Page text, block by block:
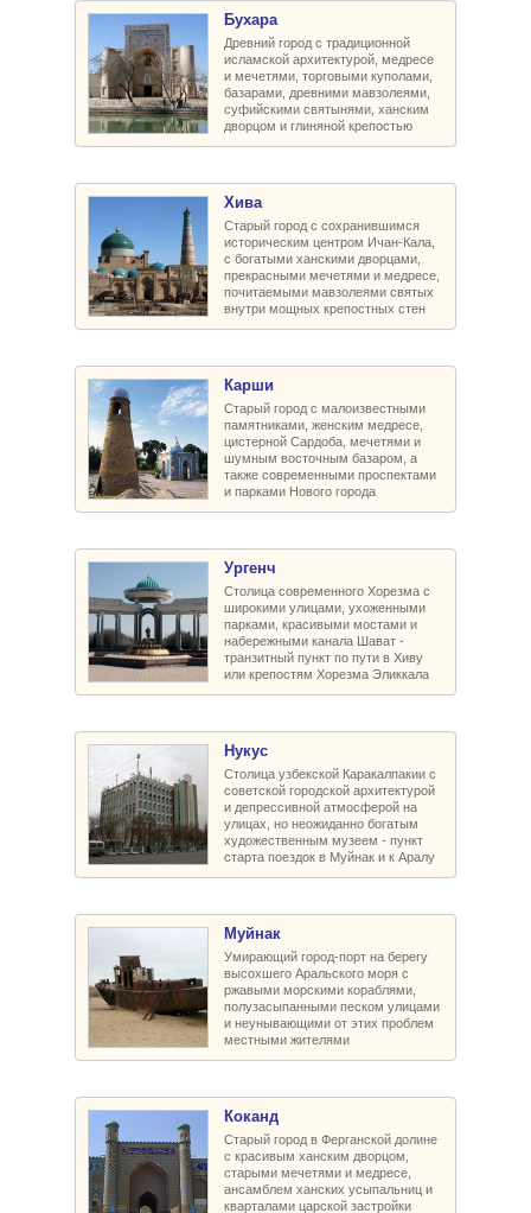
Бухара
Древний город с традиционной
исламской архитектурой, медресе
и мечетями, торговыми куполами,
базарами, древними мавзолеями,
суфийскими святынями, ханским
дворцом и глиняной крепостью
Хива
Старый город с сохранившимся
историческим центром Ичан-Кала,
с богатыми ханскими дворцами,
прекрасными мечетями и медресе,
почитаемыми мавзолеями святых
внутри мощных крепостных стен
Карши
Старый город с малоизвестными
памятниками, женским медресе,
цистерной Сардоба, мечетями и
шумным восточным базаром, а
также современными проспектами
и парками Нового города
Ургенч
Столица современного Хорезма с
широкими улицами, ухоженными
парками, красивыми мостами и
набережными канала Шават -
транзитный пункт по пути в Хиву
или крепостям Хорезма Эликкала
Нукус
Столица узбекской Каракалпакии с
советской городской архитектурой
и депрессивной атмосферой на
улицах, но неожиданно богатым
художественным музеем - пункт
старта поездок в Муйнак и к Аралу
Муйнак
Умирающий город-порт на берегу
высохшего Аральского моря с
ржавыми морскими кораблями,
полузасыпанными песком улицами
и неунывающими от этих проблем
местными жителями
Коканд
Старый город в Ферганской долине
с красивым ханским дворцом,
старыми мечетями и медресе,
ансамблем ханских усыпальниц и
кварталами царской застройки